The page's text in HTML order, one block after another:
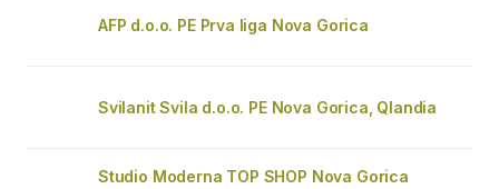
AFP d.o.o. PE Prva liga Nova Gorica
Svilanit Svila d.o.o. PE Nova Gorica, Qlandia
Studio Moderna TOP SHOP Nova Gorica